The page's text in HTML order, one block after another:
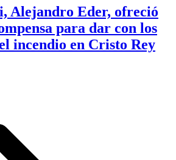
Alejandro Eder, ofreció
para dar con los
incendio en Cristo Rey